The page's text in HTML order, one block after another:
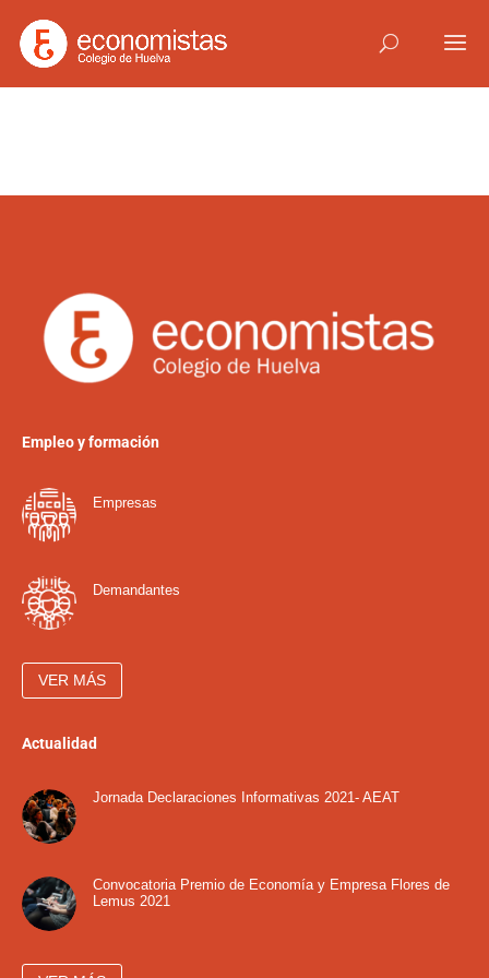
Empleo y formación
Empresas
Demandantes
VER MÁS
Actualidad
Jornada Declaraciones Informativas 2021- AEAT
Convocatoria Premio de Economía y Empresa Flores de
Lemus 2021